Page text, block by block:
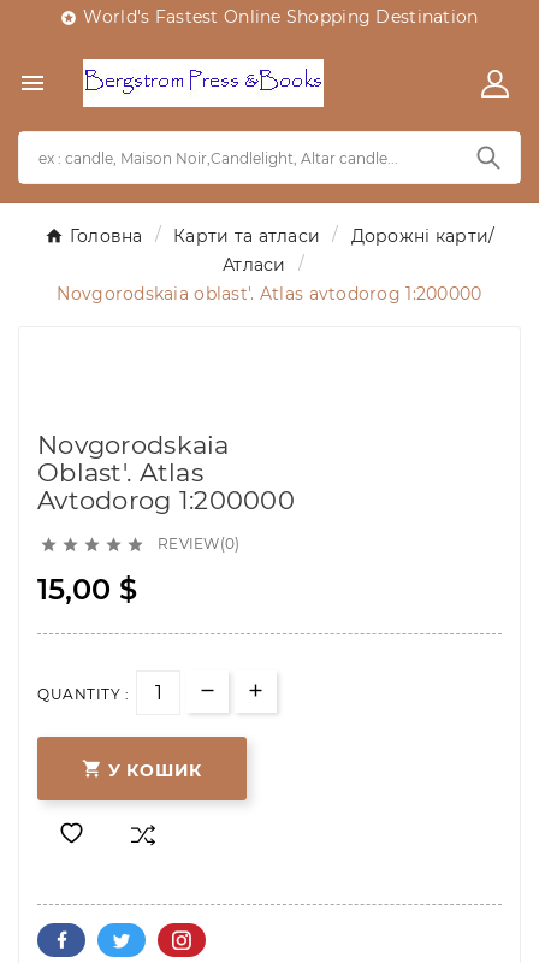
 World's Fastest Online Shopping Destination

Головна Карти та атласи
Дорожні карти/
Атласи
Novgorodskaia oblast'. Atlas avtodorog 1:200000
Novgorodskaia
Oblast'. Atlas
Avtodorog 1:200000
     REVIEW(0)
15,00 $
QUANTITY :
 У КОШИК